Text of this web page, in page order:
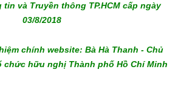
tin và Truyền thông TP.HCM cấp ngày
03/8/2018
chính website: Bà Hà Thanh - Chủ
chức hữu nghị Thành phố Hồ Chí Minh